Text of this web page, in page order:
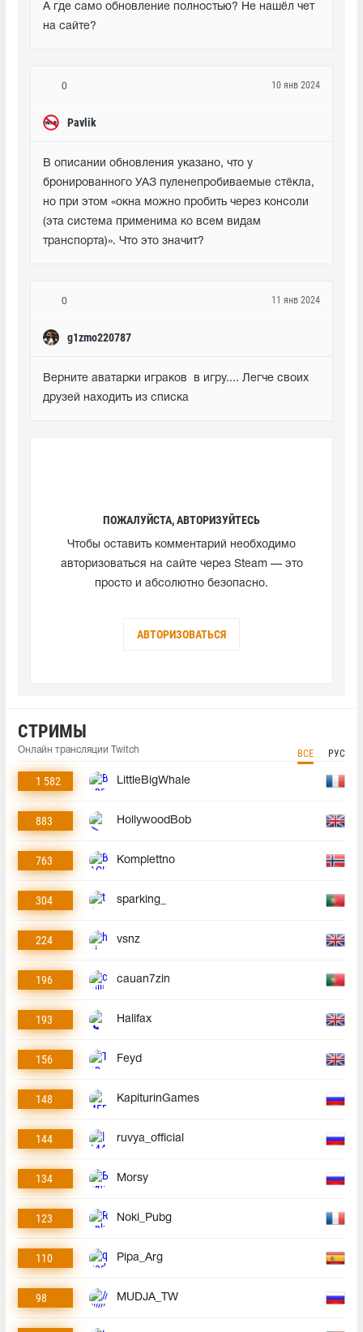
А где само обновление полностью? Не нашёл чет
на сайте?
0
Pavlik
10 янв 2024
В описании обновления указано, что у
бронированного УАЗ пуленепробиваемые стёкла,
но при этом «окна можно пробить через консоли
(эта система применима ко всем видам
транспорта)». Что это значит?
0
g1zmo220787
11 янв 2024
Верните аватарки играков  в игру.... Легче своих
друзей находить из списка
ПОЖАЛУЙСТА, АВТОРИЗУЙТЕСЬ
Чтобы оставить комментарий необходимо
авторизоваться на сайте через Steam — это
просто и абсолютно безопасно.
АВТОРИЗОВАТЬСЯ
СТРИМЫ
Онлайн трансляции Twitch ВСЕ РУС
1 582 LittleBigWhale
883 HollywoodBob
763 Komplettno
304 sparking_
224 vsnz
196 cauan7zin
193 Halifax
156 Feyd
148 KapiturinGames
144 ruvya_official
134 Morsy
123 Noki_Pubg
110 Pipa_Arg
98 MUDJA_TW